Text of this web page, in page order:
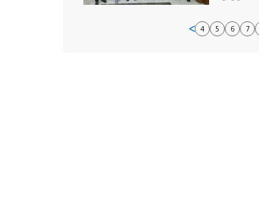
4 5 6 7